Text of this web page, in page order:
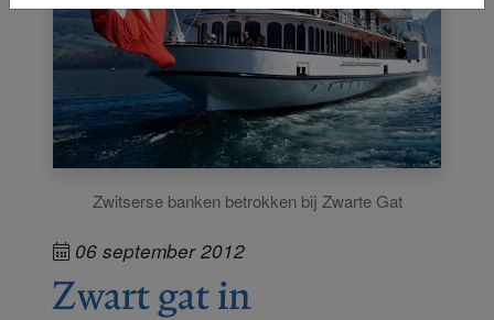
Zwitserse banken betrokken bij Zwarte Gat
06 september 2012
Zwart gat in